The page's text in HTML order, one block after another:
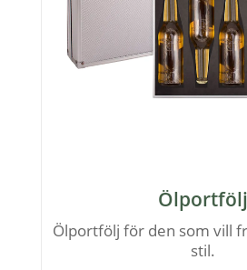
Ölportfölj
Ölportfölj för den som vill
stil.